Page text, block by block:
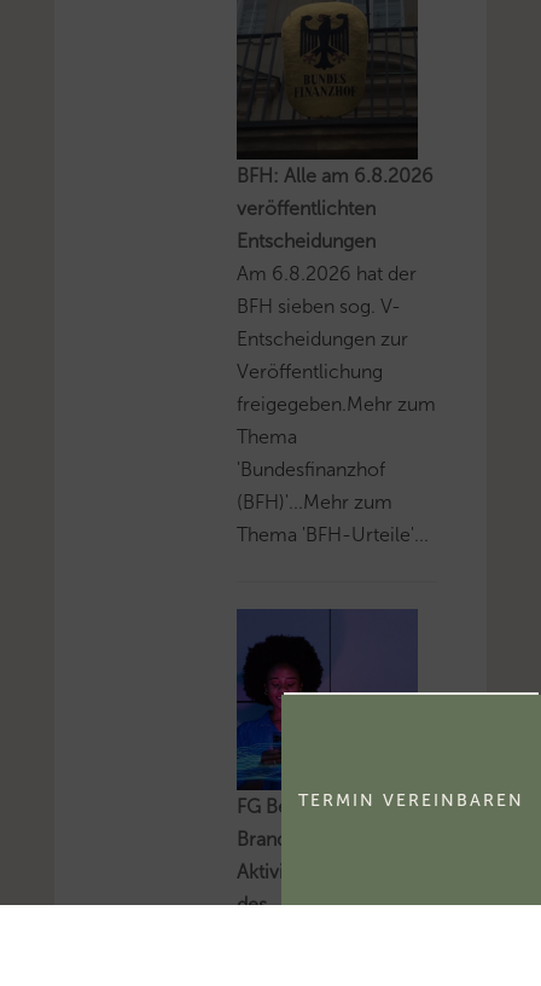
BFH: Alle am 6.8.2026
veröffentlichten
Entscheidungen
Am 6.8.2026 hat der
BFH sieben sog. V-
Entscheidungen zur
Veröffentlichung
freigegeben.Mehr zum
Thema
'Bundesfinanzhof
(BFH)'...Mehr zum
Thema 'BFH-Urteile'...
FG Berlin-
Brandenburg:
Aktivierungsfähigkeit
des
TERMIN VEREINBAREN